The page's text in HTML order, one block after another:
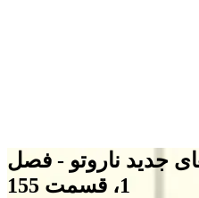
جدید ناروتو - فصل
1، قسمت 155